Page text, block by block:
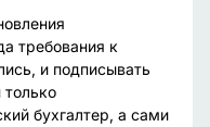
требования к
и подписывать
бухгалтер, а сами